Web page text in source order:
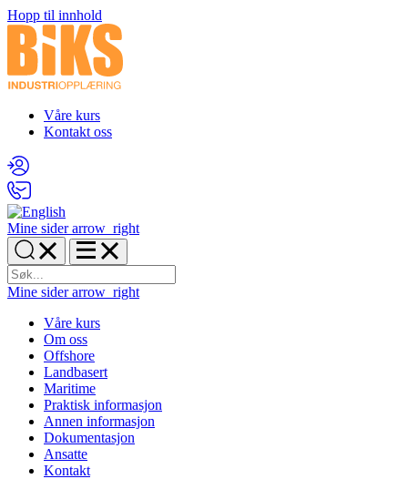
Hopp til innhold
Våre kurs
Kontakt oss
Mine sider arrow_right
Mine sider arrow_right
Våre kurs
Om oss
Offshore
Landbasert
Maritime
Praktisk informasjon
Annen informasjon
Dokumentasjon
Ansatte
Kontakt